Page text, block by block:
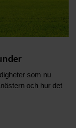
som nu
och hur det